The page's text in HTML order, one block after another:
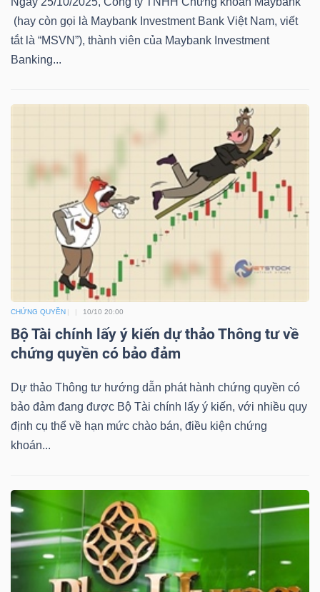
(hay còn gọi là Maybank Investment Bank Việt Nam, viết
tắt là “MSVN”), thành viên của Maybank Investment
Banking...
CHỨNG QUYỀN 10/10 20:00
Bộ Tài chính lấy ý kiến dự thảo Thông tư về
chứng quyền có bảo đảm
Dự thảo Thông tư hướng dẫn phát hành chứng quyền có
bảo đảm đang được Bộ Tài chính lấy ý kiến, với nhiều quy
định cụ thể về hạn mức chào bán, điều kiện chứng
khoán...
YẾU
CHĂM
KHỎE
TÀI
CHÍNH
CÔNG
THÔNG
TIN